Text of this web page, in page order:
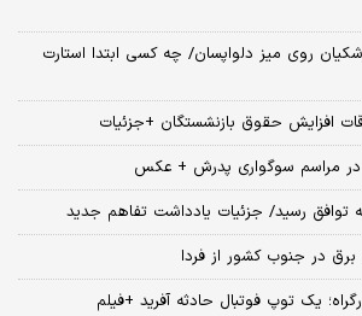
روی میز دلواپسان/ چه کسی ابتدا استارت
افزایش حقوق بازنشستگان +جزئیات
در مراسم سوگواری پدرش + عکس
توافق رسید/ جزئیات یادداشت تفاهم جدید
در جنوب کشور از فردا
یک توپ فوتبال حادثه‌ آفرید +فیلم